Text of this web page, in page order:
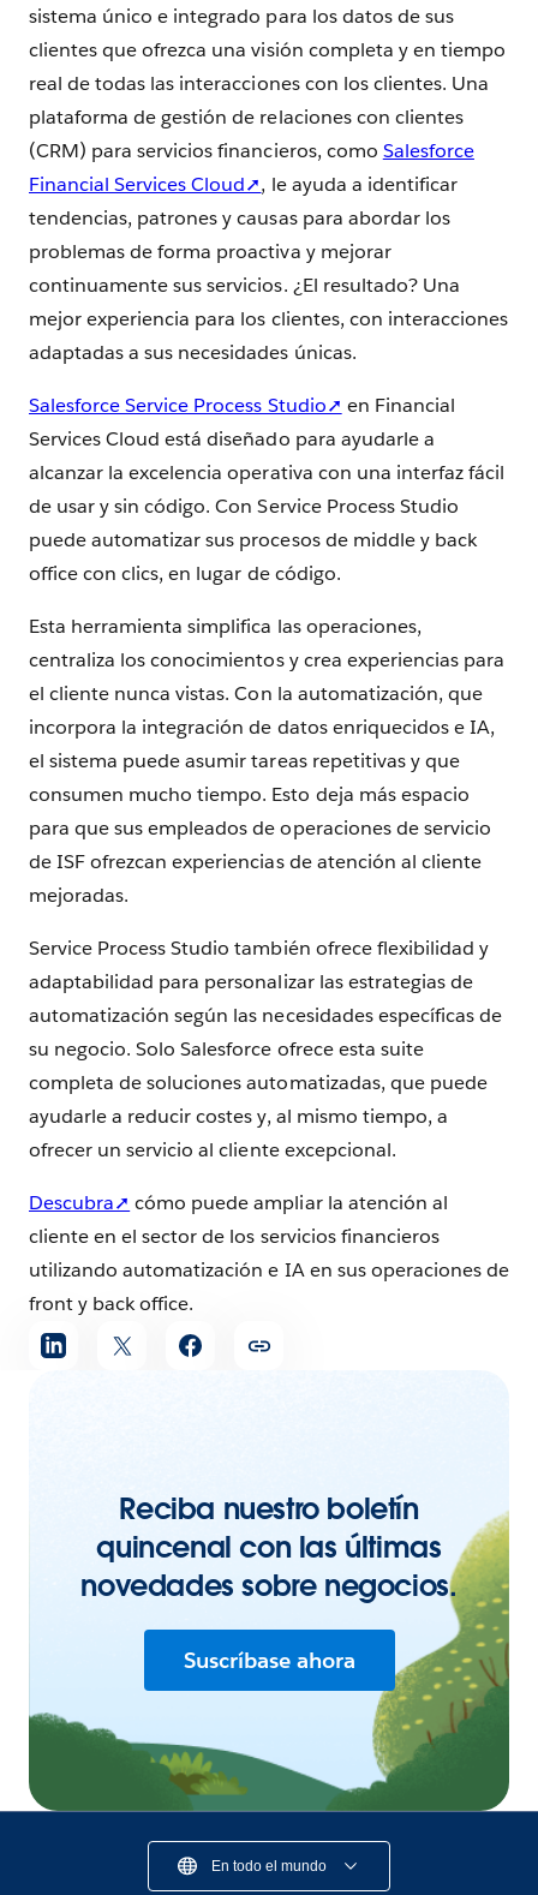
sistema único e integrado para los datos de sus
clientes que ofrezca una visión completa y en tiempo
real de todas las interacciones con los clientes. Una
plataforma de gestión de relaciones con clientes
(CRM) para servicios financieros, como Salesforce
Financial Services Cloud➚, le ayuda a identificar
tendencias, patrones y causas para abordar los
problemas de forma proactiva y mejorar
continuamente sus servicios. ¿El resultado? Una
mejor experiencia para los clientes, con interacciones
adaptadas a sus necesidades únicas.
Salesforce Service Process Studio➚ en Financial
Services Cloud está diseñado para ayudarle a
alcanzar la excelencia operativa con una interfaz fácil
de usar y sin código. Con Service Process Studio
puede automatizar sus procesos de middle y back
office con clics, en lugar de código.
Esta herramienta simplifica las operaciones,
centraliza los conocimientos y crea experiencias para
el cliente nunca vistas. Con la automatización, que
incorpora la integración de datos enriquecidos e IA,
el sistema puede asumir tareas repetitivas y que
consumen mucho tiempo. Esto deja más espacio
para que sus empleados de operaciones de servicio
de ISF ofrezcan experiencias de atención al cliente
mejoradas.
Service Process Studio también ofrece flexibilidad y
adaptabilidad para personalizar las estrategias de
automatización según las necesidades específicas de
su negocio. Solo Salesforce ofrece esta suite
completa de soluciones automatizadas, que puede
ayudarle a reducir costes y, al mismo tiempo, a
ofrecer un servicio al cliente excepcional.
Descubra➚ cómo puede ampliar la atención al
cliente en el sector de los servicios financieros
utilizando automatización e IA en sus operaciones de
front y back office.
Compartir
artículo
Reciba nuestro boletín
quincenal con las últimas
novedades sobre negocios.
Suscríbase ahora
En todo el mundo